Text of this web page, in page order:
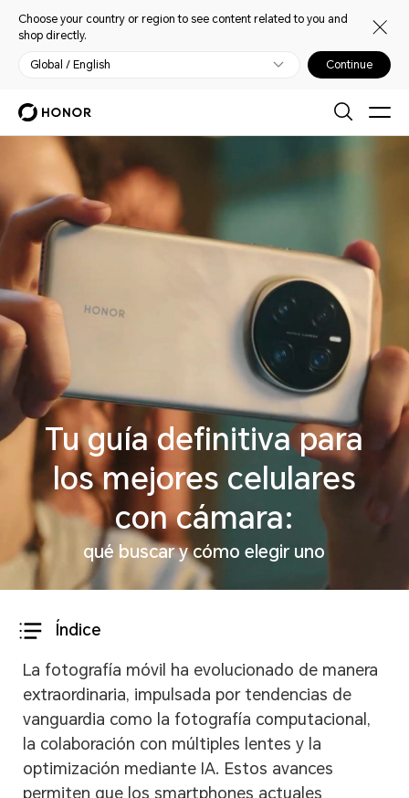
Choose your country or region to see content related to you and
shop directly.
Global / English Continue
Tu guía definitiva para
los mejores celulares
con cámara:
qué buscar y cómo elegir uno
Índice
La fotografía móvil ha evolucionado de manera
extraordinaria, impulsada por tendencias de
vanguardia como la fotografía computacional,
la colaboración con múltiples lentes y la
optimización mediante IA. Estos avances
permiten que los smartphones actuales